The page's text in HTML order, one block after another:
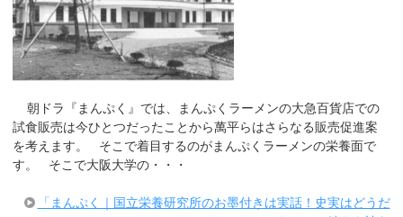
朝ドラ『まんぷく』では、まんぷくラーメンの大急百貨店での
試食販売は今ひとつだったことから萬平らはさらなる販売促進案
を考えます。 そこで着目するのがまんぷくラーメンの栄養面で
す。 そこで大阪大学の・・・
「まんぷく｜国立栄養研究所のお墨付きは実話！史実はどうだ